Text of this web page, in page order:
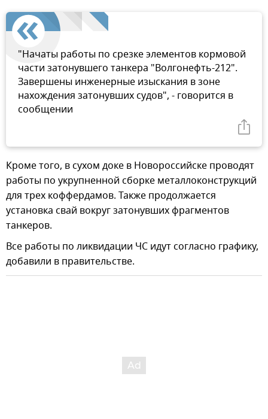
"Начаты работы по срезке элементов кормовой
части затонувшего танкера "Волгонефть-212".
Завершены инженерные изыскания в зоне
нахождения затонувших судов", - говорится в
сообщении
Кроме того, в сухом доке в Новороссийске проводят
работы по укрупненной сборке металлоконструкций
для трех коффердамов. Также продолжается
установка свай вокруг затонувших фрагментов
танкеров.
Все работы по ликвидации ЧС идут согласно графику,
добавили в правительстве.